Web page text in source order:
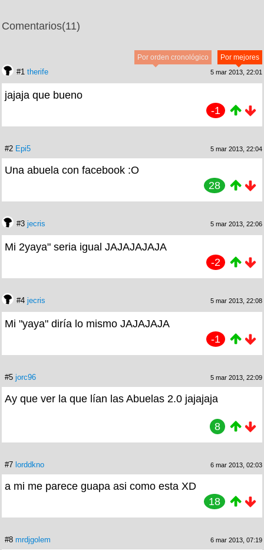
Comentarios(11)
Por mejores
Por orden cronológico
#1 therife 5 mar 2013, 22:01
jajaja que bueno
-1
#2 Epi5 5 mar 2013, 22:04
Una abuela con facebook :O
28
#3 jecris 5 mar 2013, 22:06
Mi 2yaya" seria igual JAJAJAJAJA
-2
#4 jecris 5 mar 2013, 22:08
Mi "yaya" diría lo mismo JAJAJAJA
-1
#5 jorc96 5 mar 2013, 22:09
Ay que ver la que lían las Abuelas 2.0 jajajaja
8
#7 lorddkno 6 mar 2013, 02:03
a mi me parece guapa asi como esta XD
18
#8 mrdjgolem 6 mar 2013, 07:19